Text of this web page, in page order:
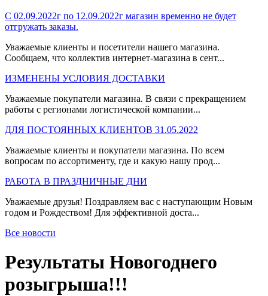
С 02.09.2022г по 12.09.2022г магазин временно не будет
отгружать заказы.
Уважаемые клиенты и посетители нашего магазина.
Сообщаем, что коллектив интернет-магазина в сент...
ИЗМЕНЕНЫ УСЛОВИЯ ДОСТАВКИ
Уважаемые покупатели магазина. В связи с прекращением
работы с регионами логистической компании...
ДЛЯ ПОСТОЯННЫХ КЛИЕНТОВ 31.05.2022
Уважаемые клиенты и покупатели магазина. По всем
вопросам по ассортименту, где и какую нашу прод...
РАБОТА В ПРАЗДНИЧНЫЕ ДНИ
Уважаемые друзья! Поздравляем вас с наступающим Новым
годом и Рождеством! Для эффективной доста...
Все новости
Результаты Новогоднего
розыгрыша!!!